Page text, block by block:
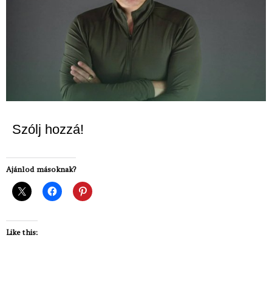
Szólj hozzá!
Ajánlod másoknak?
Like this: